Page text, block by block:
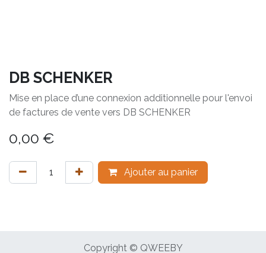
DB SCHENKER
Mise en place d’une connexion additionnelle pour l'envoi
de factures de vente vers DB SCHENKER
0,00 €
Ajouter au panier
Copyright © QWEEBY